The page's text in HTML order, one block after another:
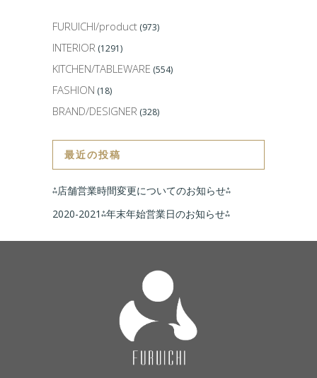
FURUICHI/product (973)
INTERIOR (1291)
KITCHEN/TABLEWARE (554)
FASHION (18)
BRAND/DESIGNER (328)
最近の投稿
⁂店舗営業時間変更についてのお知らせ⁂
2020-2021⁂年末年始営業日のお知らせ⁂